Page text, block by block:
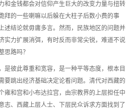
和金钱都会对信仰产生巨大的改变力量与扭转
拜的一些喇嘛以后躲在大柱子后数小费的事
述结论就毋庸多言。然而，民族地区的问题并
实力扩展消弭，有时反而非常尖锐，难道不说
思路吗？
是彼此尊重和宽容，是一种平等态度，根本目
要跳出经济基础决定论看问题。清代对西藏的
雍和宫和小布达拉宫，由宗教界的上层担任中
志、西藏上层人士、下层民众诉求方面找到了